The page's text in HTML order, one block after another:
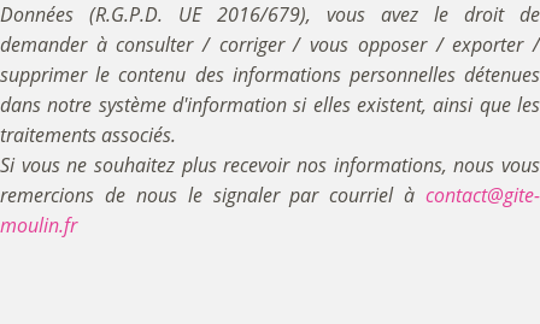
Données (R.G.P.D. UE 2016/679), vous avez le droit de
demander à consulter / corriger / vous opposer / exporter /
supprimer le contenu des informations personnelles détenues
dans notre système d'information si elles existent, ainsi que les
traitements associés.
Si vous ne souhaitez plus recevoir nos informations, nous vous
remercions de nous le signaler par courriel à contact@gite-
moulin.fr